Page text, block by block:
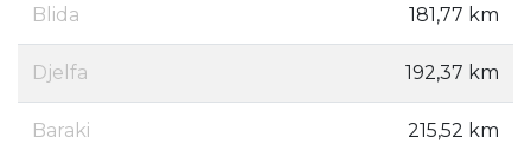
Blida 181,77 km
Djelfa 192,37 km
Baraki 215,52 km